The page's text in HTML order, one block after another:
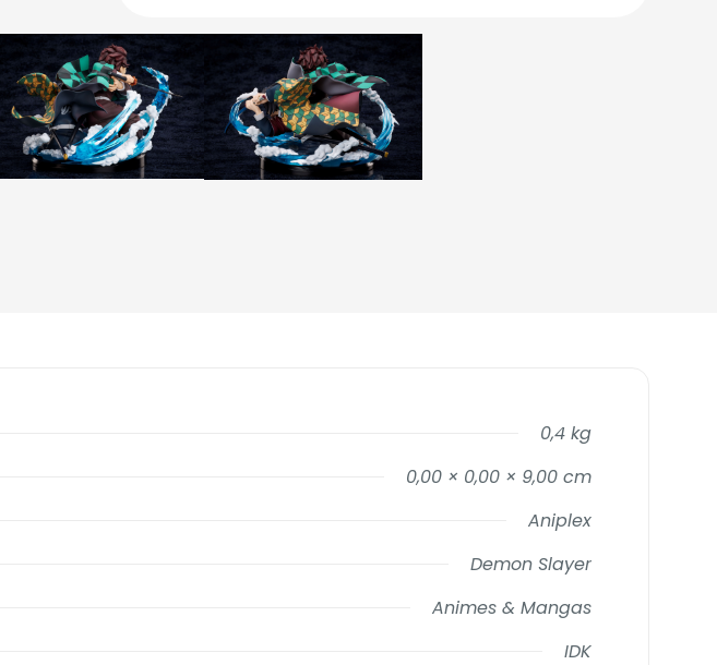
0,4 kg
0,00 × 0,00 × 9,00 cm
Aniplex
Demon Slayer
Animes & Mangas
IDK